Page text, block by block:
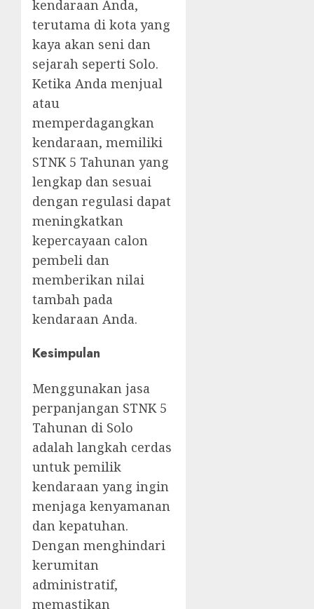
kendaraan Anda,
terutama di kota yang
kaya akan seni dan
sejarah seperti Solo.
Ketika Anda menjual
atau
memperdagangkan
kendaraan, memiliki
STNK 5 Tahunan yang
lengkap dan sesuai
dengan regulasi dapat
meningkatkan
kepercayaan calon
pembeli dan
memberikan nilai
tambah pada
kendaraan Anda.
Kesimpulan
Menggunakan jasa
perpanjangan STNK 5
Tahunan di Solo
adalah langkah cerdas
untuk pemilik
kendaraan yang ingin
menjaga kenyamanan
dan kepatuhan.
Dengan menghindari
kerumitan
administratif,
memastikan